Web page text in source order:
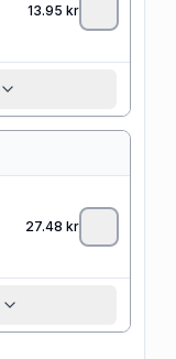
13.95 kr
27.48 kr